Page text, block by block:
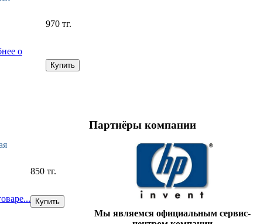
970 тг.
о
850 тг.
Партнёры компании
Мы являемся официальным сервис-